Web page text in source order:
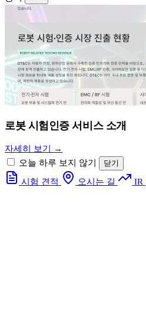
로봇 시험인증 서비스 소개
자세히 보기 →
오늘 하루 보지 않기
닫기
시험 견적 오시는 길 IR